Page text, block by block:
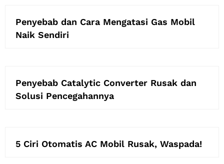
Penyebab dan Cara Mengatasi Gas Mobil
Naik Sendiri
Penyebab Catalytic Converter Rusak dan
Solusi Pencegahannya
5 Ciri Otomatis AC Mobil Rusak, Waspada!